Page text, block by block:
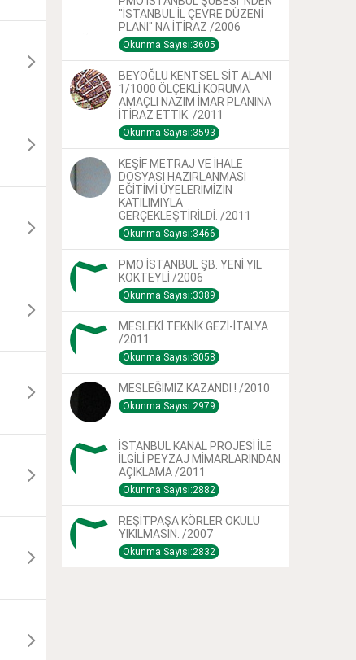
"İSTANBUL İL ÇEVRE DÜZENİ
PLANI" NA İTİRAZ /2006
Okunma Sayısı:3605
BEYOĞLU KENTSEL SİT ALANI
1/1000 ÖLÇEKLİ KORUMA
AMAÇLI NAZIM İMAR PLANINA
İTİRAZ ETTİK. /2011
Okunma Sayısı:3593
KEŞİF METRAJ VE İHALE
DOSYASI HAZIRLANMASI
EĞİTİMİ ÜYELERİMİZİN
KATILIMIYLA
GERÇEKLEŞTİRİLDİ. /2011
Okunma Sayısı:3466
PMO İSTANBUL ŞB. YENİ YIL
KOKTEYLİ /2006
Okunma Sayısı:3389
MESLEKİ TEKNİK GEZİ-İTALYA
/2011
Okunma Sayısı:3058
MESLEĞİMİZ KAZANDI ! /2010
Okunma Sayısı:2979
İSTANBUL KANAL PROJESİ İLE
İLGİLİ PEYZAJ MİMARLARINDAN
AÇIKLAMA /2011
Okunma Sayısı:2882
REŞİTPAŞA KÖRLER OKULU
YIKILMASIN. /2007
Okunma Sayısı:2832